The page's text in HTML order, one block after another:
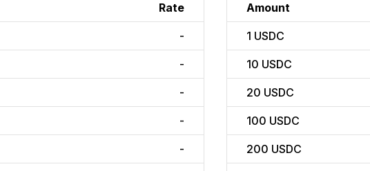
Rate
-
-
-
-
-
Amount
1 USDC
10 USDC
20 USDC
100 USDC
200 USDC